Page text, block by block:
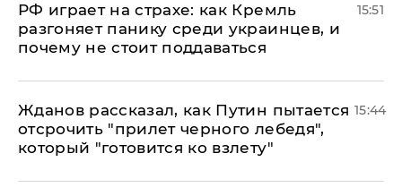
РФ играет на страхе: как Кремль
разгоняет панику среди украинцев, и
почему не стоит поддаваться
15:51
Жданов рассказал, как Путин пытается
отсрочить "прилет черного лебедя",
который "готовится ко взлету"
15:44